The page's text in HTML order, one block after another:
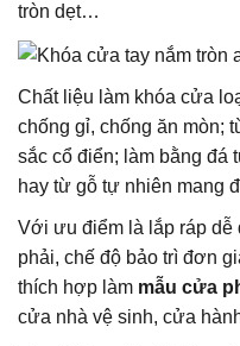
tròn dẹt…
Chất liệu làm khóa cửa
chống gỉ, chống ăn mòn;
sắc cổ điển; làm bằng đá
hay từ gỗ tự nhiên mang
Với ưu điểm là lắp ráp dễ
phải, chế độ bảo trì đơn
thích hợp làm mẫu cửa
cửa nhà vệ sinh, cửa